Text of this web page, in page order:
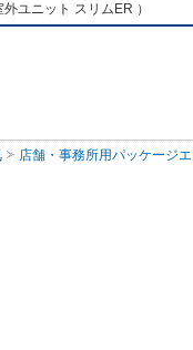
外ユニット スリムER ）
店舗・事務所用パッケージ